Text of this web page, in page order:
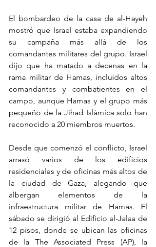
El bombardeo de la casa de al-Hayeh
mostró que Israel estaba expandiendo
su campaña más allá de los
comandantes militares del grupo. Israel
dijo que ha matado a decenas en la
rama militar de Hamas, incluidos altos
comandantes y combatientes en el
campo, aunque Hamas y el grupo más
pequeño de la Jihad Islámica solo han
reconocido a 20 miembros muertos.
Desde que comenzó el conflicto, Israel
arrasó varios de los edificios
residenciales y de oficinas más altos de
la ciudad de Gaza, alegando que
albergan elementos de la
infraestructura militar de Hamas. El
sábado se dirigió al Edificio al-Jalaa de
12 pisos, donde se ubican las oficinas
de la The Associated Press (AP), la